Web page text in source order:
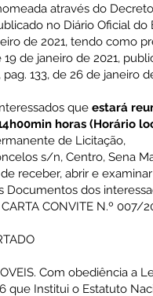
através do
no Diário Oficial do
de 2021, tendo como
de janeiro de 2021,
133, de 26 de janeiro
que estará
horas (Horário
de Licitação,
s/n, Centro, Sena
receber, abrir e
Documentos dos
CONVITE N.º 007/
Com obediência a
que Institui o Estatuto